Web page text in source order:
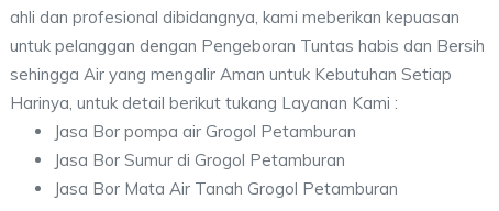
ahli dan profesional dibidangnya, kami meberikan kepuasan
untuk pelanggan dengan Pengeboran Tuntas habis dan Bersih
sehingga Air yang mengalir Aman untuk Kebutuhan Setiap
Harinya, untuk detail berikut tukang Layanan Kami :
Jasa Bor pompa air Grogol Petamburan
Jasa Bor Sumur di Grogol Petamburan
Jasa Bor Mata Air Tanah Grogol Petamburan